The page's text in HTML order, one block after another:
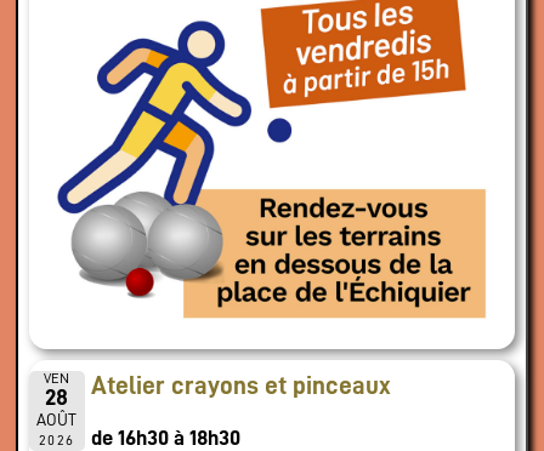
VEN
28
AOÛT
2026
Atelier crayons et pinceaux
de 16h30 à 18h30